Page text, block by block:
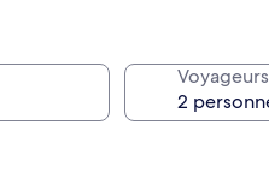
Voyageurs